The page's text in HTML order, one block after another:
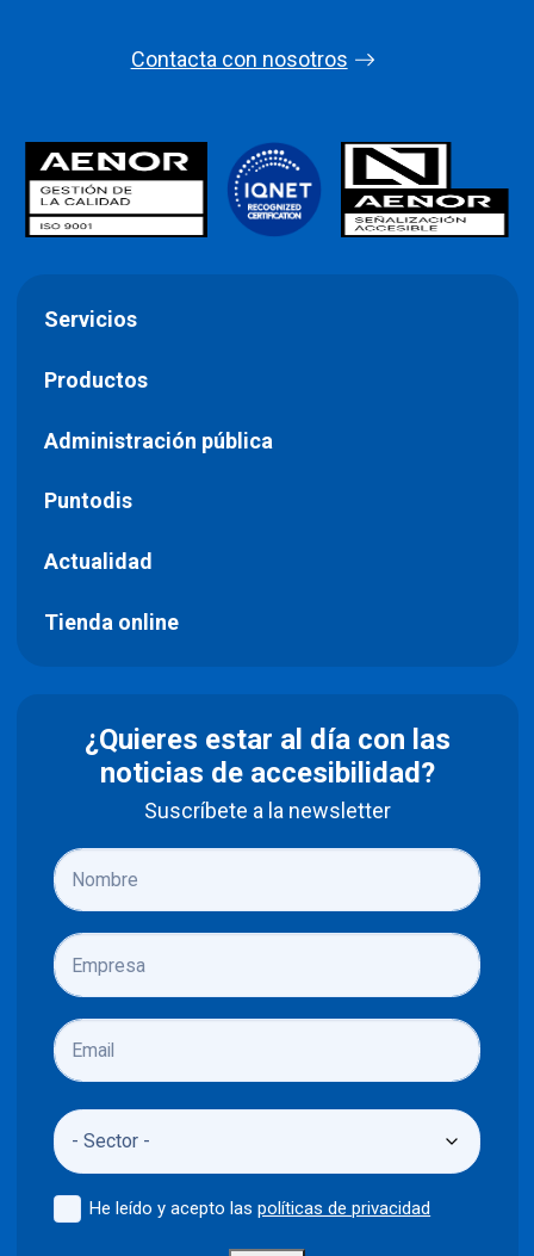
Contacta con nosotros
Servicios
Productos
Administración pública
Puntodis
Actualidad
Tienda online
¿Quieres estar al día con las
noticias de accesibilidad?
Suscríbete a la newsletter
He leído y acepto laspolíticas de privacidad